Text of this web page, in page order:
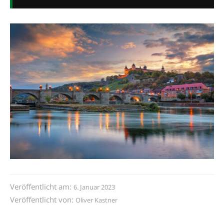
Veröffentlicht am: 6. Januar 2023
Veröffentlicht von: Oliver Kastner